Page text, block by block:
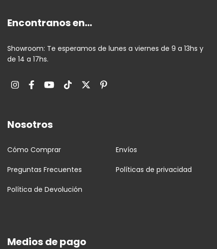
Encontranos en...
Showroom: Te esperamos de lunes a viernes de 9 a 13hs y
de 14 a 17hs.
Nosotros
Cómo Comprar Envíos
Preguntas Frecuentes Políticas de privacidad
Política de Devolución
Medios de pago